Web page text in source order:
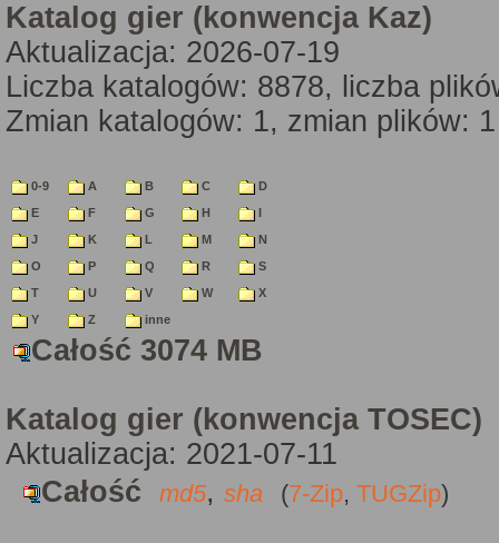
Katalog gier (konwencja Kaz)
Aktualizacja: 2026-07-19
Liczba katalogów: 8878, liczba
Zmian katalogów: 1, zmian plików: 1
0-9 A B C
D
E
F G H
I
J
K L M
N
O
P Q R
S
T
U V W
X
Y
Z inne
Całość 3074 MB
Katalog gier (konwencja TOSEC)
Aktualizacja: 2021-07-11
Całość
md5, sha (7-Zip, TUGZip)